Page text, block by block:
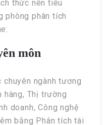
thức nên tiêu
phòng phân tích
môn
chuyên ngành tương
hàng, Thị trường
doanh, Công nghệ
bằng Phân tích tài